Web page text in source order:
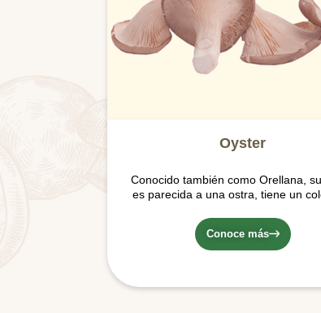
Oyster
Conocido también como Orellana,
es parecida a una ostra, tiene un
en una obra de arte; poseen una
gamuzada o aterciopelada.
forma de racimo.
Conoce más